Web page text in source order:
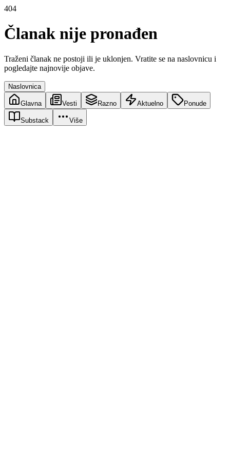
404
Članak nije pronađen
Traženi članak ne postoji ili je uklonjen. Vratite se na naslovnicu i
pogledajte najnovije objave.
Naslovnica
Glavna Vesti Razno Aktuelno Ponude
Substack Više